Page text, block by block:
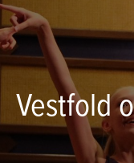
Vestfold